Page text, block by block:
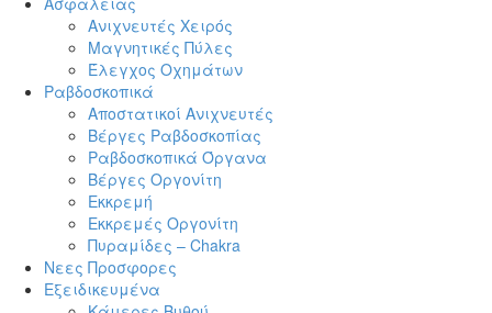
Ανιχνευτές Χειρός
Μαγνητικές Πύλες
Έλεγχος Οχημάτων
Ραβδοσκοπικά
Αποστατικοί Ανιχνευτές
Βέργες Ραβδοσκοπίας
Ραβδοσκοπικά Όργανα
Βέργες Οργονίτη
Εκκρεμή
Εκκρεμές Οργονίτη
Πυραμίδες – Chakra
Νεες Προσφορες
Εξειδικευμένα